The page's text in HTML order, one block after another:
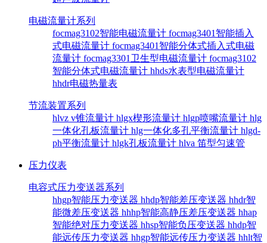
电磁流量计系列
focmag3102智能电磁流量计 focmag3401智能插入
式电磁流量计 focmag3401智能分体式插入式电磁
流量计 focmag3301卫生型电磁流量计 focmag3102
智能分体式电磁流量计 hhds水表型电磁流量计
hhdr电磁热量表
节流装置系列
hlvz v锥流量计 hlgx楔形流量计 hlgp喷嘴流量计 hlg
一体化孔板流量计 hlg一体化多孔平衡流量计 hlgd-
ph平衡流量计 hlgk孔板流量计 hlva 笛型匀速管
压力仪表
电容式压力变送器系列
hhgp智能压力变送器 hhdp智能差压变送器 hhdr智
能微差压变送器 hhhp智能高静压差压变送器 hhap
智能绝对压力变送器 hhsp智能负压变送器 hhdp智
能远传压力变送器 hhgp智能远传压力变送器 hhlt智